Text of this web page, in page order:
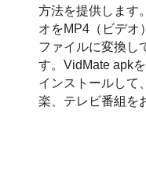
方法を提供します
オをMP4（ビデオ
ファイルに変換し
す。VidMate apk
インストールして
楽、テレビ番組を